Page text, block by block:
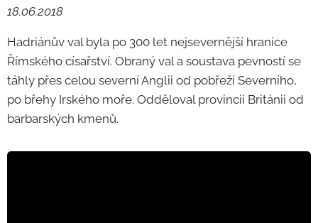
18.06.2018
Hadriánův val byla po 300 let nejsevernější hranice
Římského císařství. Obraný val a soustava pevností se
táhly přes celou severní Anglii od pobřeží Severního,
po břehy Irského moře. Odděloval provincii Británii od
barbarských kmenů.